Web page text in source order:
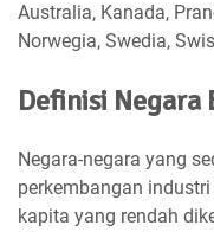
Australia, Kanada,
Norwegia, Swedia,
Definisi Negara
Negara-negara yang
perkembangan
kapita yang rendah